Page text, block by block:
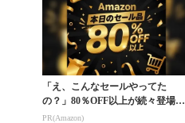
「え、こんなセールやってた
の？」80％OFF以上が続々登場！
Amazonの本気が...
PR(Amazon)